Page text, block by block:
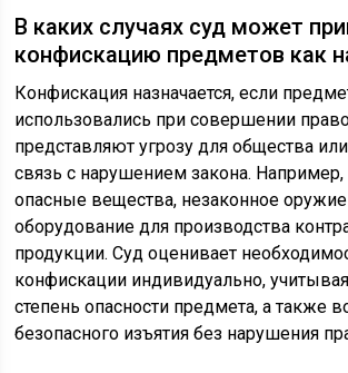
В каких случаях суд может
конфискацию предметов как
Конфискация назначается, если
использовались при совершении
представляют угрозу для общества
связь с нарушением закона. Например,
опасные вещества, незаконное
оборудование для производства
продукции. Суд оценивает
конфискации индивидуально,
степень опасности предмета, а также
безопасного изъятия без нарушения